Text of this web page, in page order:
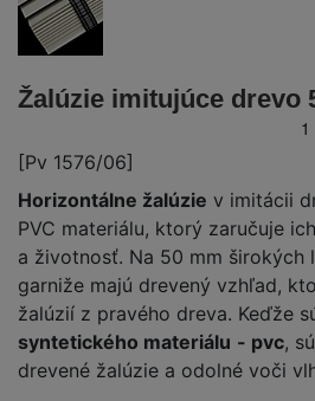
Žalúzie imitujúce drevo
[Pv 1576/06]
Horizontálne žalúzie v imitácii
PVC materiálu, ktorý zaručuje
a životnosť. Na 50 mm širokých
garniže majú drevený vzhľad,
žalúzií z pravého dreva. Keďže
syntetického materiálu - pvc,
drevené žalúzie a odolné voči